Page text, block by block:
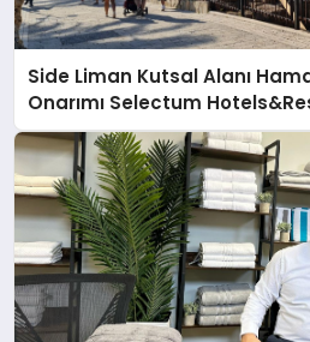
Side Liman Kutsal Alanı
Onarımı Selectum
Katkılarıyla Tamamlandı